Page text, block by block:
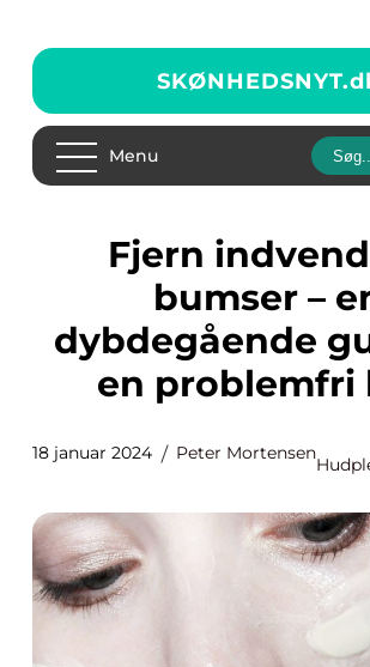
SKØNHEDSNYT.
Menu
Fjern indvendige
bumser –
dybdegående
en problemfri
18 januar 2024 Peter Mortensen